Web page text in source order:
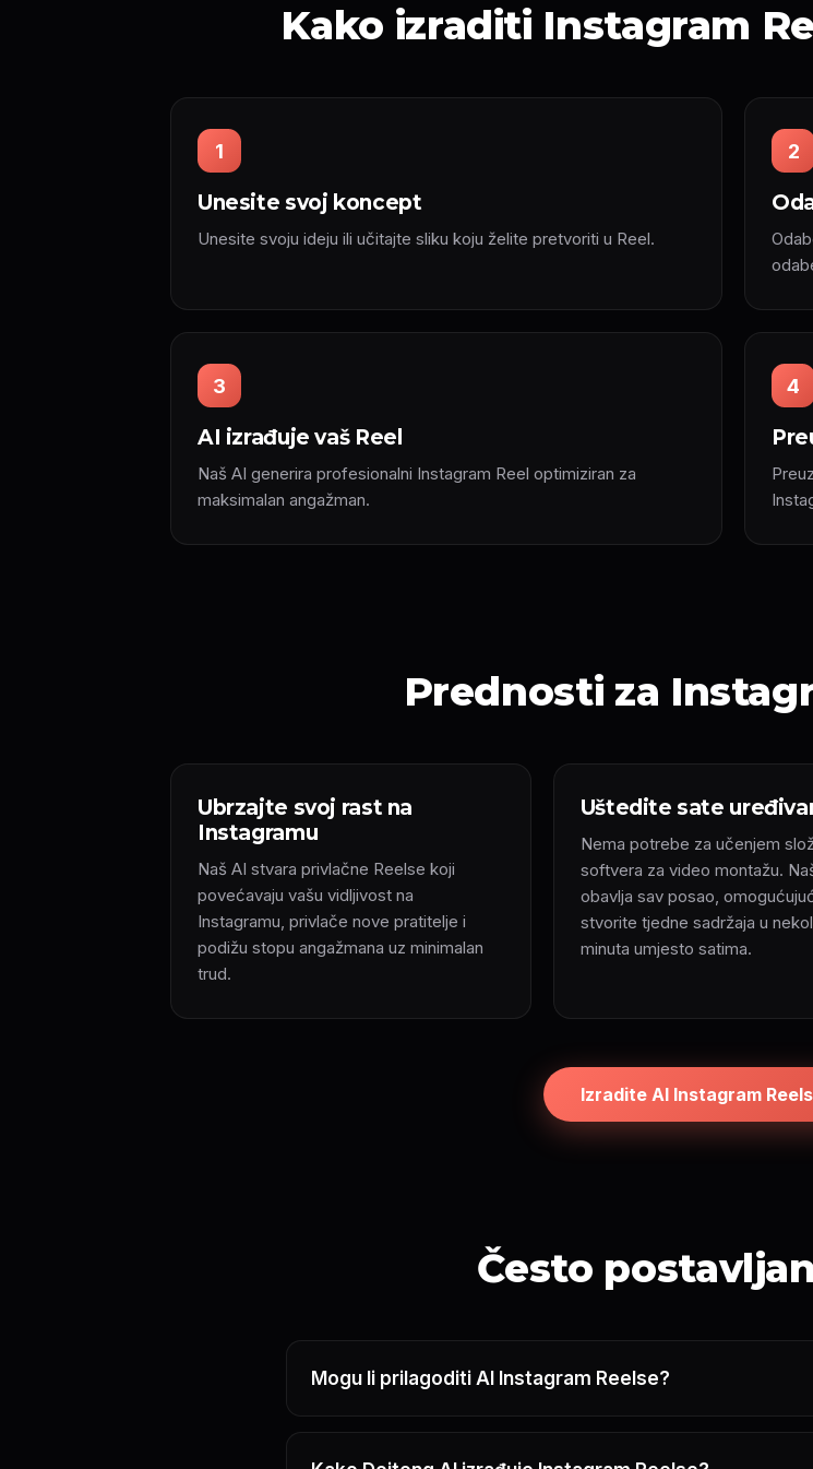
Kako izraditi Instagram
1
Unesite svoj koncept
Unesite svoju ideju ili učitajte sliku koju želite pretvoriti u Reel.
2
3
AI izrađuje vaš Reel
Naš AI generira profesionalni Instagram Reel optimiziran za
maksimalan angažman.
4
Prednosti za
Ubrzajte svoj rast na
Instagramu
Naš AI stvara privlačne Reelse koji
povećavaju vašu vidljivost na
Instagramu, privlače nove pratitelje i
podižu stopu angažmana uz minimalan
trud.
Uštedite sate
Nema potrebe za učenjem
softvera za video montažu.
obavlja sav posao,
stvorite tjedne sadržaja u
minuta umjesto satima.
Izradite AI Instagram
Često
Mogu li prilagoditi AI Instagram Reelse?